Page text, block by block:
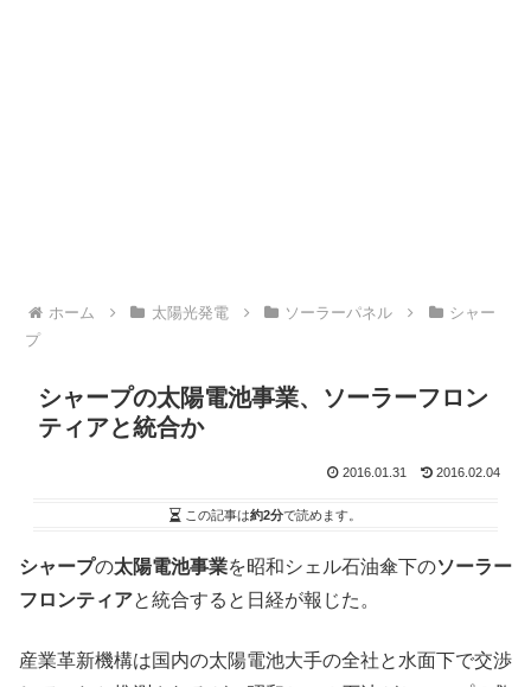
ホーム 太陽光発電 ソーラーパネル
シャー
プ
シャープの太陽電池事業、ソーラーフロン
ティアと統合か
2016.01.31 2016.02.04
この記事は約2分で読めます。
シャープの太陽電池事業を昭和シェル石油傘下のソーラー
フロンティアと統合すると日経が報じた。
産業革新機構は国内の太陽電池大手の全社と水面下で交渉